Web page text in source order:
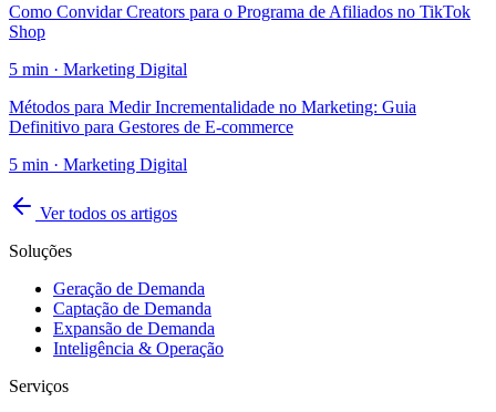
Como Convidar Creators para o Programa de Afiliados no TikTok
Shop
5 min · Marketing Digital
Métodos para Medir Incrementalidade no Marketing: Guia
Definitivo para Gestores de E-commerce
5 min · Marketing Digital
Ver todos os artigos
Soluções
Geração de Demanda
Captação de Demanda
Expansão de Demanda
Inteligência & Operação
Serviços